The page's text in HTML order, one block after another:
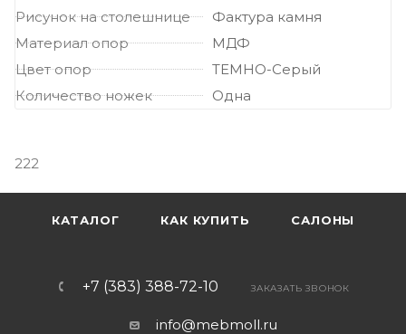
Рисунок на столешнице
Фактура камня
Материал опор
МДФ
Цвет опор
ТЕМНО-Серый
Количество ножек
Одна
222
КАТАЛОГ КАК КУПИТЬ САЛОНЫ
+7 (383) 388-72-10 ЗАКАЗАТЬ ЗВОНОК
info@mebmoll.ru